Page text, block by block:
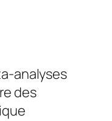
analyses
des